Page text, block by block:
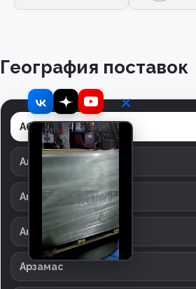
География поставок
Абинск
Александров
Ангарск
Апрелевка
Арзамас